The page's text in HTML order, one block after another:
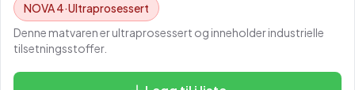
NOVA4·Ultraprosessert
Denne matvaren er ultraprosessert og inneholder industrielle
tilsetningsstoffer.